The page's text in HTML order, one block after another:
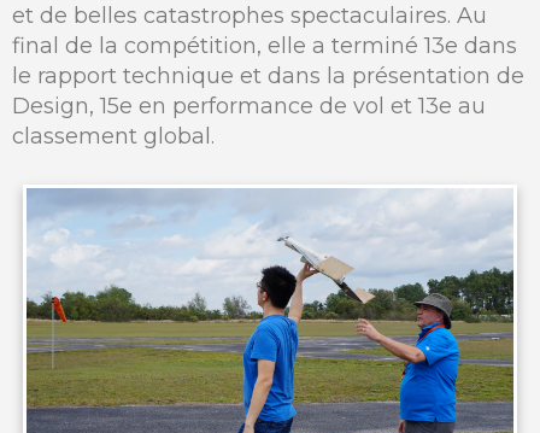
et de belles catastrophes spectaculaires. Au
final de la compétition, elle a terminé 13e dans
le rapport technique et dans la présentation de
Design, 15e en performance de vol et 13e au
classement global.